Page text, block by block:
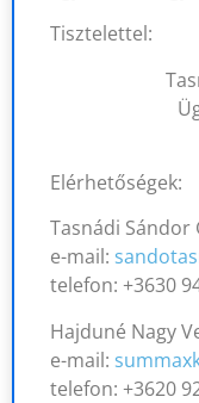
Tisztelettel:
Elérhetőségek:
Tasnádi Sándor
e-mail:
telefon: +3630
Hajduné Nagy
e-mail:
telefon: +3620